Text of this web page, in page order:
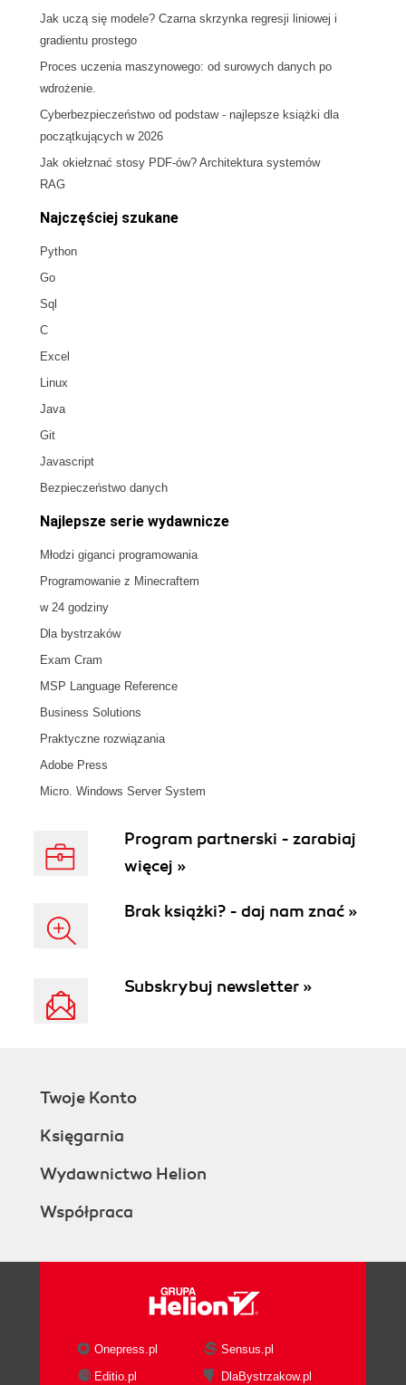
Jak uczą się modele? Czarna skrzynka regresji liniowej i
gradientu prostego
Proces uczenia maszynowego: od surowych danych po
wdrożenie.
Cyberbezpieczeństwo od podstaw - najlepsze książki dla
początkujących w 2026
Jak okiełznać stosy PDF-ów? Architektura systemów
RAG
Najczęściej szukane
Python
Go
Sql
C
Excel
Linux
Java
Git
Javascript
Bezpieczeństwo danych
Najlepsze serie wydawnicze
Młodzi giganci programowania
Programowanie z Minecraftem
w 24 godziny
Dla bystrzaków
Exam Cram
MSP Language Reference
Business Solutions
Praktyczne rozwiązania
Adobe Press
Micro. Windows Server System
Program partnerski - zarabiaj
więcej »
Brak książki? - daj nam znać »
Subskrybuj newsletter »
Twoje Konto
Księgarnia
Wydawnictwo Helion
Współpraca
Onepress.pl
Sensus.pl
Editio.pl
DlaBystrzakow.pl